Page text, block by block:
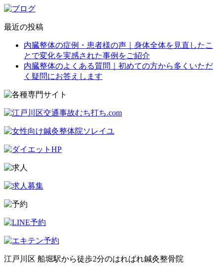
最近の投稿
内臓整体の症例・患者様の声｜身体全体を見直したこ
とで変化を実感された事例をご紹介
内臓整体のよくある質問｜初めての方から多くいただ
く疑問にお答えします
江戸川区 船堀駅から徒歩2分のはればれ鍼灸整骨院